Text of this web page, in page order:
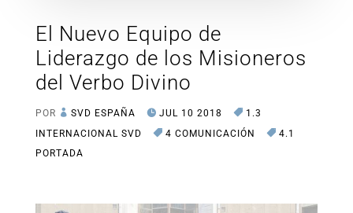
El Nuevo Equipo de
Liderazgo de los Misioneros
del Verbo Divino
POR SVD ESPAÑA JUL 10 2018
1.3
INTERNACIONAL SVD
4 COMUNICACIÓN
4.1
PORTADA